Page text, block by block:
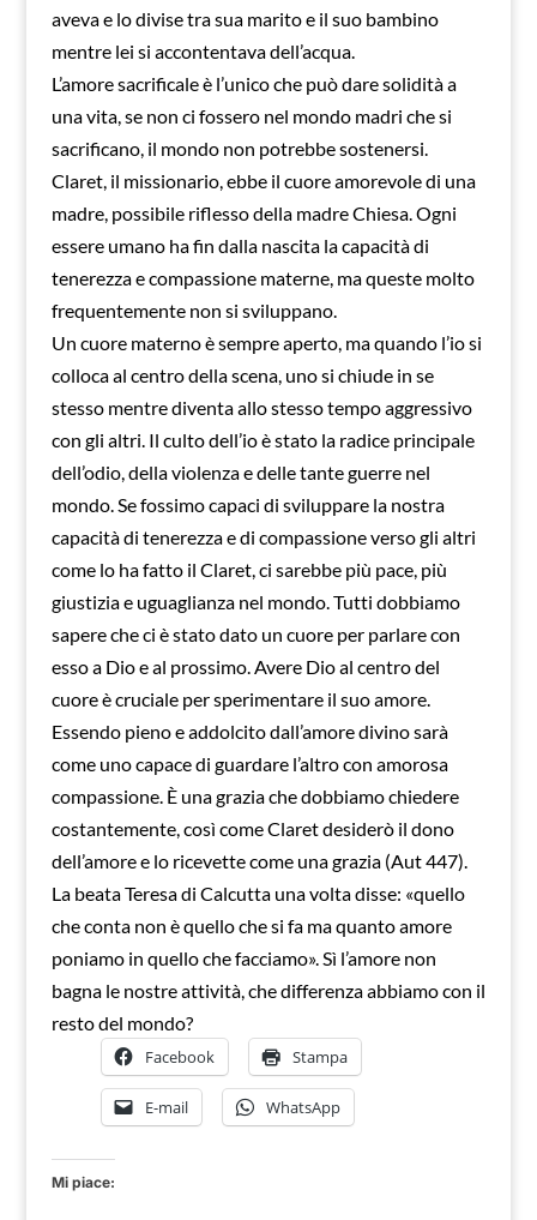
aveva e lo divise tra sua marito e il suo bambino
mentre lei si accontentava dell’acqua.
L’amore sacrificale è l’unico che può dare solidità a
una vita, se non ci fossero nel mondo madri che si
sacrificano, il mondo non potrebbe sostenersi.
Claret, il missionario, ebbe il cuore amorevole di una
madre, possibile riflesso della madre Chiesa. Ogni
essere umano ha fin dalla nascita la capacità di
tenerezza e compassione materne, ma queste molto
frequentemente non si sviluppano.
Un cuore materno è sempre aperto, ma quando l’io si
colloca al centro della scena, uno si chiude in se
stesso mentre diventa allo stesso tempo aggressivo
con gli altri. Il culto dell’io è stato la radice principale
dell’odio, della violenza e delle tante guerre nel
mondo. Se fossimo capaci di sviluppare la nostra
capacità di tenerezza e di compassione verso gli altri
come lo ha fatto il Claret, ci sarebbe più pace, più
giustizia e uguaglianza nel mondo. Tutti dobbiamo
sapere che ci è stato dato un cuore per parlare con
esso a Dio e al prossimo. Avere Dio al centro del
cuore è cruciale per sperimentare il suo amore.
Essendo pieno e addolcito dall’amore divino sarà
come uno capace di guardare l’altro con amorosa
compassione. È una grazia che dobbiamo chiedere
costantemente, così come Claret desiderò il dono
dell’amore e lo ricevette come una grazia (Aut 447).
La beata Teresa di Calcutta una volta disse: «quello
che conta non è quello che si fa ma quanto amore
poniamo in quello che facciamo». Sì l’amore non
bagna le nostre attività, che differenza abbiamo con il
resto del mondo?
Facebook Stampa
E-mail WhatsApp
Mi piace: